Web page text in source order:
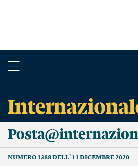
NUMERO 1388 DELL’ 11 DICEMBRE 2020